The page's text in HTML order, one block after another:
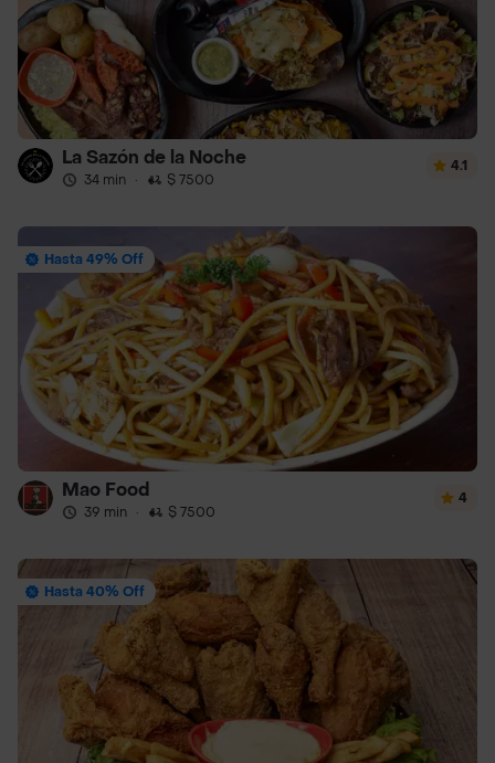
La Sazón de la Noche
34 min · $ 7500
4.1
Hasta 49% Off
Mao Food
39 min · $ 7500
4
Hasta 40% Off